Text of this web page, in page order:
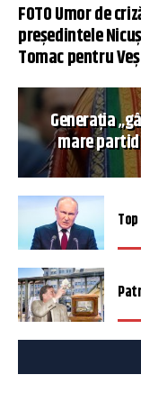
FOTO Umor de
președintele
Tomac pentru
Generația
mare